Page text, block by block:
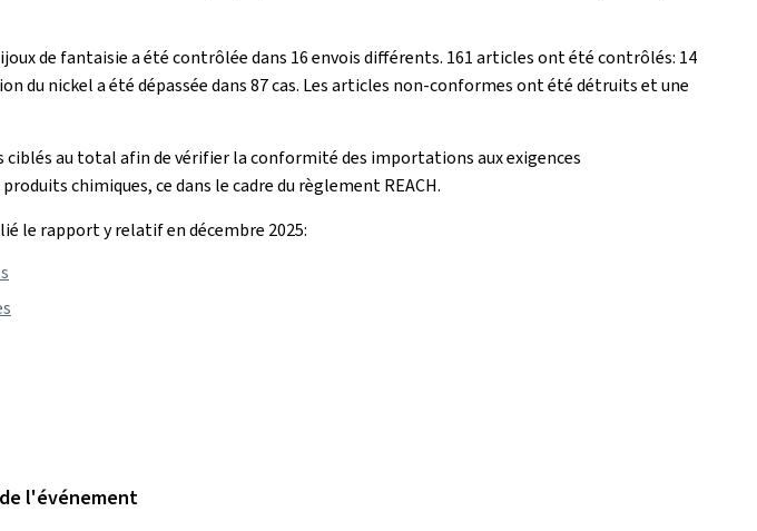
de fantaisie a été contrôlée dans 16 envois différents. 161 articles ont été contrôlés: 14
nickel a été dépassée dans 87 cas. Les articles non-conformes ont été détruits et une
ciblés au total afin de vérifier la conformité des importations aux exigences
chimiques, ce dans le cadre du règlementREACH.
le rapport y relatif en décembre 2025:
l'événement